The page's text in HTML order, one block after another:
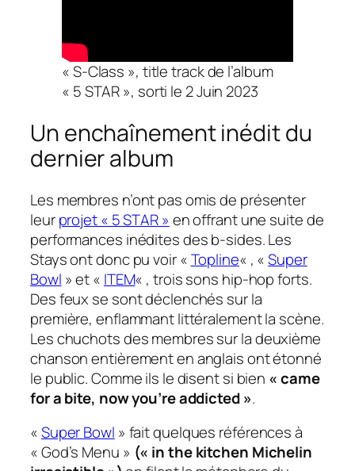
«S-Class », title track de l’album
« 5 STAR », sorti le 2 Juin 2023
Un enchaînement inédit du
dernier album
Les membres n’ont pas omis de présenter
leurprojet « 5 STAR » en offrant une suite de
performances inédites des b-sides. Les
Stays ont donc pu voir «Topline« , «Super
Bowl » et « ITEM« , trois sons hip-hop forts.
Des feux se sont déclenchés sur la
première, enflammant littéralement la scène.
Les chuchots des membres sur la deuxième
chanson entièrement en anglais ont étonné
le public. Comme ils le disent si bien « came
for a bite, now you’re addicted ».
«Super Bowl » fait quelques références à
« God’s Menu » (« in the kitchen Michelin